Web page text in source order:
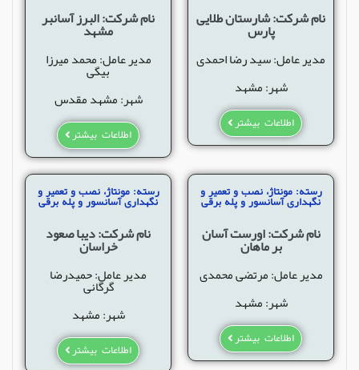
نام شرکت: شارستان طلایی
پارس
مدیر عامل: سید رضا احمدی
شهر: مشهد
اطلاعات بیشتر
نام شرکت: البرز آسانبر
مشهد
مدیر عامل: محمد میرزا
بیگی
شهر: مشهد مقدس
اطلاعات بیشتر
رسته: مونتاژ، نصب و تعمیر و
نگهداری آسانسور و پله برقی
نام شرکت: اورست آسان
بر ماهان
مدیر عامل: مرتضی محمدی
شهر: مشهد
اطلاعات بیشتر
رسته: مونتاژ، نصب و تعمیر و
نگهداری آسانسور و پله برقی
نام شرکت: دیبا صعود
خراسان
مدیر عامل: حمیدرضا
گرگانی
شهر: مشهد
اطلاعات بیشتر